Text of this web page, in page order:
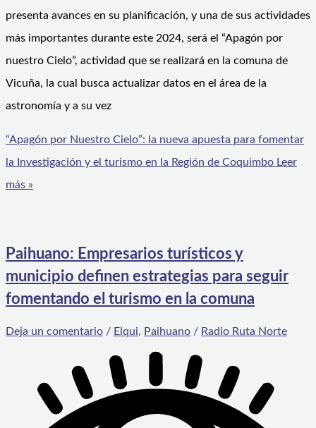
presenta avances en su planificación, y una de sus actividades
más importantes durante este 2024, será el “Apagón por
nuestro Cielo”, actividad que se realizará en la comuna de
Vicuña, la cual busca actualizar datos en el área de la
astronomía y a su vez
“Apagón por Nuestro Cielo”: la nueva apuesta para fomentar
la Investigación y el turismo en la Región de Coquimbo Leer
más »
Paihuano: Empresarios turísticos y
municipio definen estrategias para seguir
fomentando el turismo en la comuna
Deja un comentario / Elqui, Paihuano / Radio Ruta Norte